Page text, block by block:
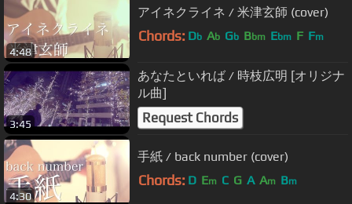
4:48
アイネクライネ / 米津玄師 (cover)
Chords: Db Ab Gb Bbm Ebm F Fm
3:45
あなたといれば / 時枝広明 [オリジナ
ル曲]
Request Chords
4:30
手紙 / back number (cover)
Chords: D Em C G A Am Bm